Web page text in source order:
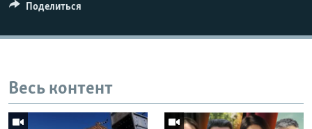
Поделиться
Весь контент